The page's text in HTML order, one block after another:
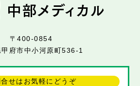
〒400-0854
甲府市中小河原町536-1
合せはお気軽にどうぞ